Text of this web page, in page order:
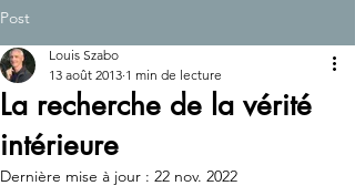
Post
La recherche de la vérité
intérieure
Louis Szabo
13 août 2013 1 min de lecture
Dernière mise à jour : 22 nov. 2022